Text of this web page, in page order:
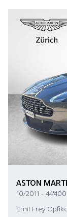
ASTON
10/2011 -
Emil Frey